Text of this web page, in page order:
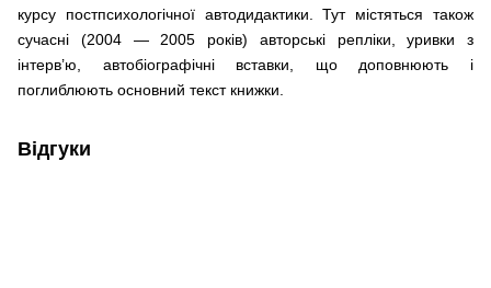
курсу постпсихологічної автодидактики. Тут містяться також
сучасні (2004 — 2005 років) авторські репліки, уривки з
інтерв’ю, автобіографічні вставки, що доповнюють і
поглиблюють основний текст книжки.
Відгуки